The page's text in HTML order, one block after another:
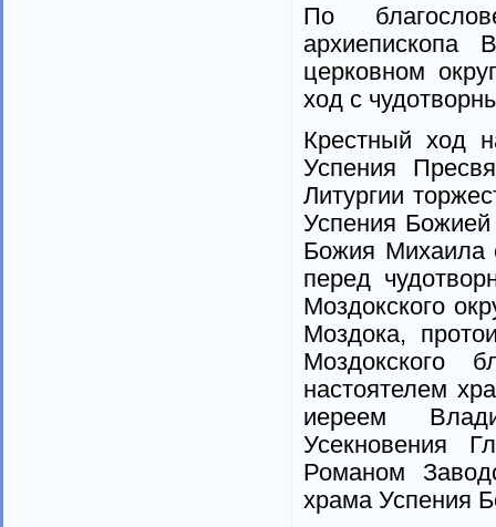
По
архиепископа
церковном
ход с
Крестный ход
Успения
Литургии
Успения
Божия Михаила
перед
Моздокского
Моздока,
Моздокского
настоятелем
иереем
Усекновения
Романом
храма Успения